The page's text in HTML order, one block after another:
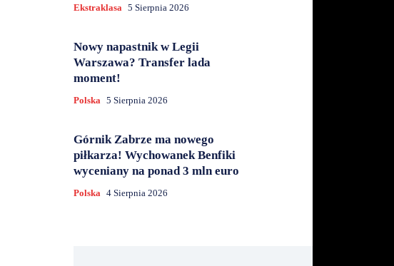
Ekstraklasa 5 Sierpnia 2026
Nowy napastnik w Legii
Warszawa? Transfer lada
moment!
Polska 5 Sierpnia 2026
Górnik Zabrze ma nowego
piłkarza! Wychowanek Benfiki
wyceniany na ponad 3 mln euro
Polska 4 Sierpnia 2026